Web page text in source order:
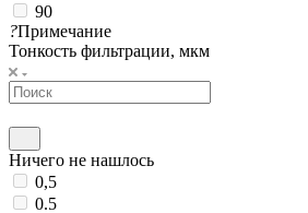
90
?Примечание
Тонкость фильтрации, мкм
Ничего не нашлось
0,5
0.5